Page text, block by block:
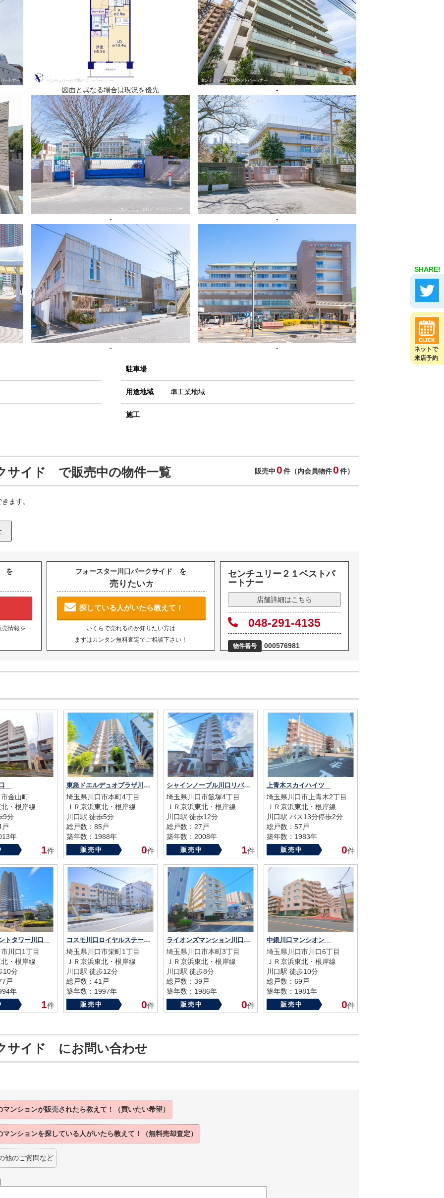
SHARE!
ネットで
来店予約
図面と異なる場合は現況を優先 -
- -
- -
駐車場
用途地域 準工業地域
施工
サイド で販売中の物件一覧 販売中0件（内会員物件0件）
ます。
を
情報を
フォースター川口パークサイド を
売りたい方
探している人がいたら教えて！
いくらで売れるのか知りたい方は
まずはカンタン無料査定でご相談下さい！
センチュリー２１ベストパ
ートナー
店舗詳細はこちら
048-291-4135
物件番号 000576981
金山町
・根岸線
9分
戸
年
1件
東急ドエルデュオプラザ川口弐番館
埼玉県川口市本町4丁目
ＪＲ京浜東北・根岸線
川口駅 徒歩5分
総戸数：85戸
築年数：1988年
販売中 0件
シャインノーブル川口リバーパーク
埼玉県川口市飯塚4丁目
ＪＲ京浜東北・根岸線
川口駅 徒歩12分
総戸数：27戸
築年数：2008年
販売中 1件
上青木スカイハイツ
埼玉県川口市上青木2丁目
ＪＲ京浜東北・根岸線
川口駅 バス13分停歩2分
総戸数：57戸
築年数：1983年
販売中 0件
トタワー川口
川口1丁目
・根岸線
10分
戸
年
1件
コスモ川口ロイヤルステージ
埼玉県川口市栄町1丁目
ＪＲ京浜東北・根岸線
川口駅 徒歩12分
総戸数：41戸
築年数：1997年
販売中 0件
ライオンズマンション川口本町第弐
埼玉県川口市本町3丁目
ＪＲ京浜東北・根岸線
川口駅 徒歩8分
総戸数：39戸
築年数：1986年
販売中 0件
中銀川口マンシオン
埼玉県川口市川口6丁目
ＪＲ京浜東北・根岸線
川口駅 徒歩10分
総戸数：69戸
築年数：1981年
販売中 0件
サイド にお問い合わせ
マンションが販売されたら教えて！（買いたい希望）
マンションを探している人がいたら教えて！（無料売却査定）
他のご質問など